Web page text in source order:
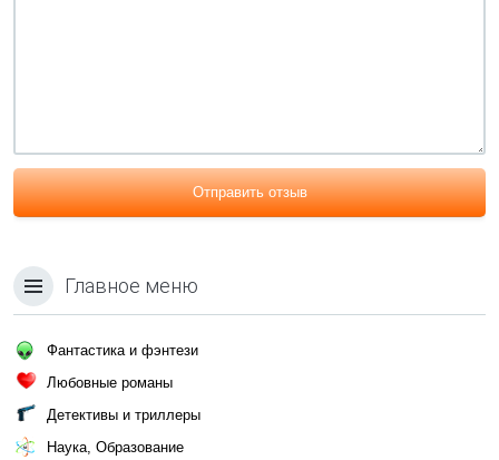
Отправить отзыв
Главное меню
Фантастика и фэнтези
Любовные романы
Детективы и триллеры
Наука, Образование